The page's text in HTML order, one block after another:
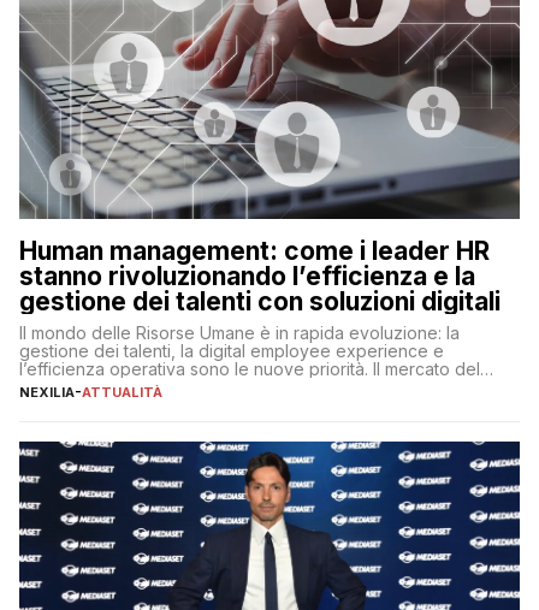
Human management: come i leader HR
stanno rivoluzionando l’efficienza e la
gestione dei talenti con soluzioni digitali
Il mondo delle Risorse Umane è in rapida evoluzione: la
gestione dei talenti, la digital employee experience e
l’efficienza operativa sono le nuove priorità. Il mercato del
lavoro, d’altra parte, è sempre più competitivo con una lotta
NEXILIA-ATTUALITÀ